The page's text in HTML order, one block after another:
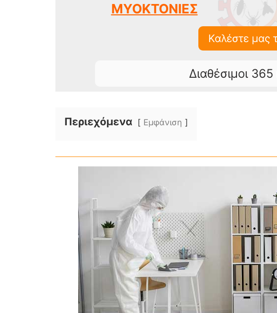
ΜΥΟΚΤΟΝΙΕΣ
Καλέστε μας
Διαθέσιμοι
Περιεχόμενα Εμφάνιση